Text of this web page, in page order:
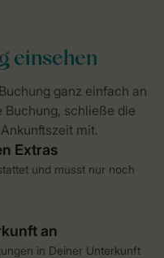
und musst nur noch
in Deiner Unterkunft